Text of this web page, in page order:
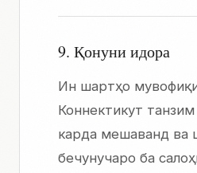
9. Қонуни идора
Ин шартҳо
Коннектикут
карда мешаванд ва
бечунучаро ба